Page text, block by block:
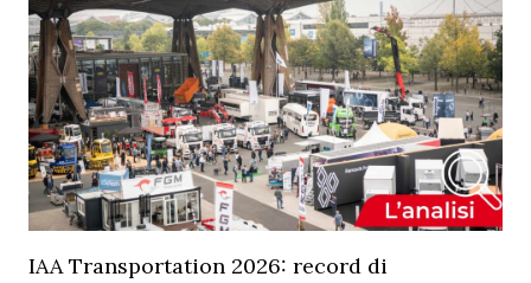
IAA Transportation 2026: record di